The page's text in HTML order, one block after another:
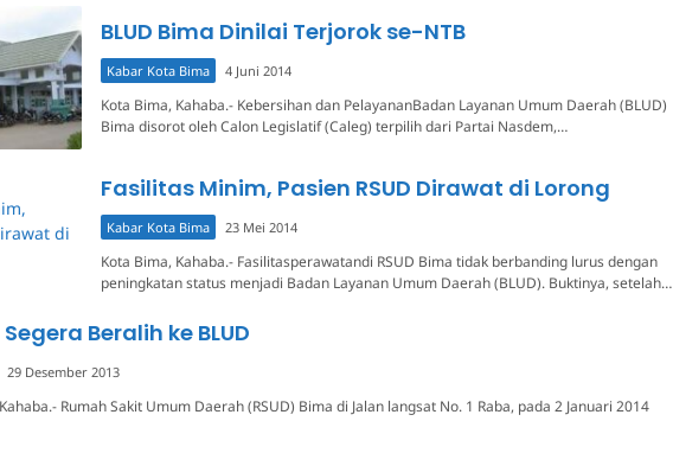
BLUD Bima Dinilai Terjorok se-NTB
Kabar Kota Bima 4 Juni 2014
Kota Bima, Kahaba.- Kebersihan dan PelayananBadan Layanan Umum Daerah (BLUD)
Bima disorot oleh Calon Legislatif (Caleg) terpilih dari Partai Nasdem,…
Fasilitas Minim, Pasien RSUD Dirawat di Lorong
Kabar Kota Bima 23 Mei 2014
Kota Bima, Kahaba.- Fasilitasperawatandi RSUD Bima tidak berbanding lurus dengan
peningkatan status menjadi Badan Layanan Umum Daerah (BLUD). Buktinya, setelah…
Segera Beralih ke BLUD
29 Desember 2013
Rumah Sakit Umum Daerah (RSUD) Bima di Jalan langsat No. 1 Raba, pada 2 Januari 2014